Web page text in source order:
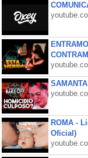
ROMA -
Oficial)